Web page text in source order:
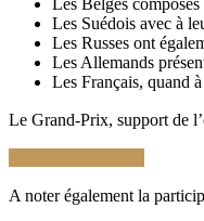
Les Suédois avec à
Les Russes ont
Les Allemands
Les Français, quand
Le Grand-Prix, support de
A noter également la